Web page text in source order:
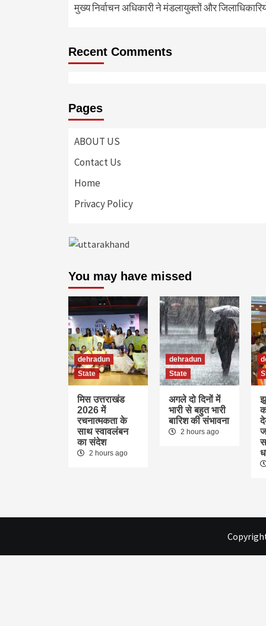
मुख्य निर्वाचन अधिकारी ने मंडलायुक्तों और
Recent Comments
Pages
ABOUT US
Contact Us
Home
Privacy Policy
You may have missed
dehradun
State
मिस उत्तराखंड
2026 में
रचनात्मकता के
साथ स्वावलंबन
का संदेश
2 hours ago
dehradun
State
अगले दो दिनों में
भारी से बहुत भारी
बारिश की संभावना
2 hours ago